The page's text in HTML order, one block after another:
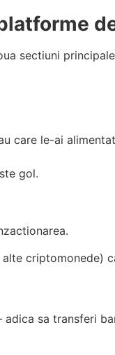
sectiuni
care le-ai
gol.
criptomonede)
adica sa transferi